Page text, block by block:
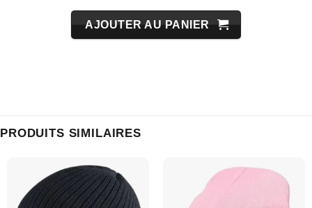
AJOUTER AU PANIER
PRODUITS SIMILAIRES